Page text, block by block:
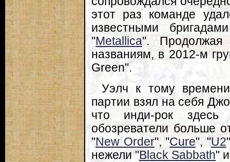
этот раз команде
известными
"Metallica". Продолжая
названиям, в 2012-м
Green".
Уэлч к тому
партии взял на себя
что инди-рок
обозреватели больше
"New Order", "Cure", "U2
нежели "Black Sabbath"